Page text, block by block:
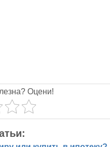
Оцени!